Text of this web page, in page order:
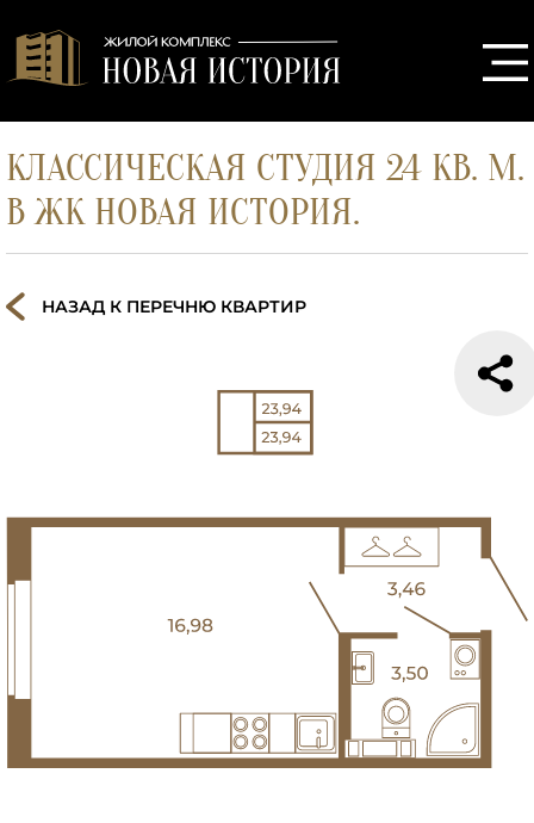
КЛАССИЧЕСКАЯ СТУДИЯ 24 КВ. М.
В ЖК НОВАЯ ИСТОРИЯ.
НАЗАД К ПЕРЕЧНЮ КВАРТИР